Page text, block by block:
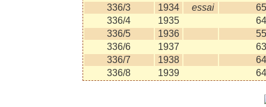
336/3
1934 essai
65
336/4
1935
64
336/5
1936
55
336/6
1937
63
336/7
1938
64
336/8
1939 64